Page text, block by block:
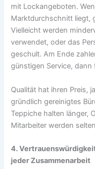
mit Lockangeboten.
Marktdurchschnitt liegt,
Vielleicht werden
verwendet, oder das
geschult. Am Ende
günstigen Service,
Qualität hat ihren Preis,
gründlich gereinigtes
Teppiche halten länger,
Mitarbeiter werden
4.
jeder Zusammenarbeit